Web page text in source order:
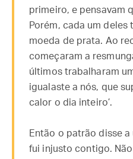
primeiro, e pensavam
Porém, cada um deles
moeda de prata. Ao
começaram a
últimos trabalharam
igualaste a nós, que
calor o dia inteiro’.
Então o patrão disse a
fui injusto contigo.